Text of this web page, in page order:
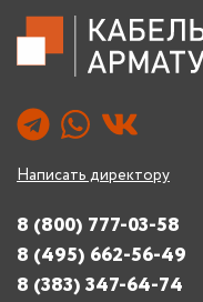
Написать директору
8 (800) 777-03-58
8 (495) 662-56-49
8 (383) 347-64-74